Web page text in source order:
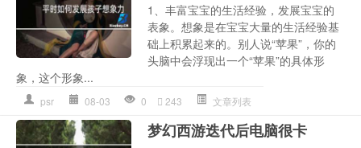
1、丰富宝宝的生活经验，发展宝宝的
表象。想象是在宝宝大量的生活经验基
础上积累起来的。别人说“苹果”，你的
头脑中会浮现出一个“苹果”的具体形
象，这个形象...
psr 08-03 0 243 文章列表
梦幻西游迭代后电脑很卡